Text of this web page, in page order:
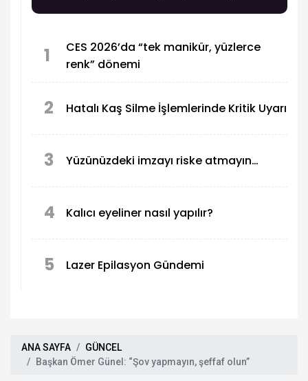
1
CES 2026’da “tek manikür, yüzlerce
renk” dönemi
2 Hatalı Kaş Silme İşlemlerinde Kritik Uyarı
3 Yüzünüzdeki imzayı riske atmayın…
4 Kalıcı eyeliner nasıl yapılır?
5 Lazer Epilasyon Gündemi
ANA SAYFA
GÜNCEL
Başkan Ömer Günel: “Şov yapmayın, şeffaf olun”